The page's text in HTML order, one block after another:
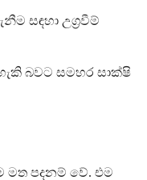
සඳහා උග්‍රවීම්
බවට සමහර සාක්ෂි
මත පදනම් වේ. එම